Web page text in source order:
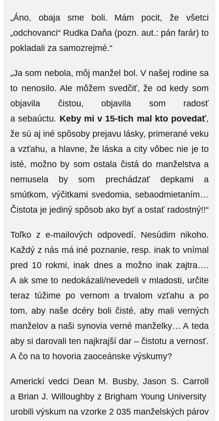
„Áno, obaja sme boli. Mám pocit, že všetci
„odchovanci“ Rudka Daňa (pozn. aut.: pán farár) to
pokladali za samozrejmé.“
„Ja som nebola, môj manžel bol. V našej rodine sa
to nenosilo. Ale môžem svedčiť, že od kedy som
objavila čistou, objavila som radosť
a sebaúctu. Keby mi v 15-tich mal kto povedať,
že sú aj iné spôsoby prejavu lásky, primerané veku
a vzťahu, a hlavne, že láska a city vôbec nie je to
isté, možno by som ostala čistá do manželstva a
nemusela by som prechádzať depkami a
smútkom, výčitkami svedomia, sebaodmietaním…
Čistota je jediný spôsob ako byť a ostať radostný!!“
Toľko z e-mailových odpovedí. Nesúdim nikoho.
Každý z nás má iné poznanie, resp. inak to vnímal
pred 10 rokmi, inak dnes a možno inak zajtra….
A ak sme to nedokázali/nevedeli v mladosti, určite
teraz túžime po vernom a trvalom vzťahu a po
tom, aby naše dcéry boli čisté, aby mali verných
manželov a naši synovia verné manželky… A teda
aby si darovali ten najkrajší dar – čistotu a vernosť.
A čo na to hovoria zaoceánske výskumy?
Americkí vedci Dean M. Busby, Jason S. Carroll
a Brian J. Willoughby z Brigham Young University
urobili výskum na vzorke 2 035 manželských párov